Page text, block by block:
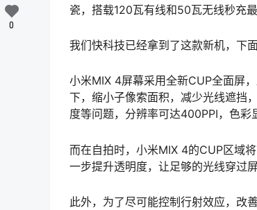
瓷，搭载120瓦有线和50瓦无线秒充
我们快科技已经拿到了这款新机，下
小米MIX 4屏幕采用全新CUP全面屏
下，缩小子像索面积，减少光线遮挡
度等问题，分辨率可达400PPI，色彩
而在自拍时，小米MIX 4的CUP区域
一步提升透明度，让足够的光线穿过
此外，为了尽可能控制行射效应，改
0